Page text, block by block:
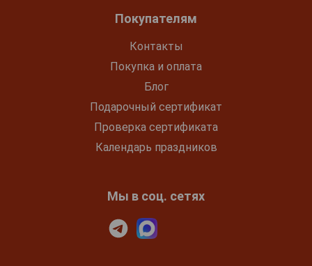
Покупателям
Контакты
Покупка и оплата
Блог
Подарочный сертификат
Проверка сертификата
Календарь праздников
Мы в соц. сетях